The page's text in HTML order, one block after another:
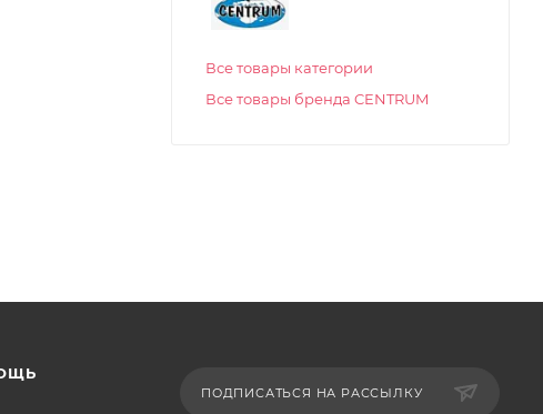
Все товары категории
Все товары бренда CENTRUM
ПОДПИСАТЬСЯ НА РАССЫЛКУ